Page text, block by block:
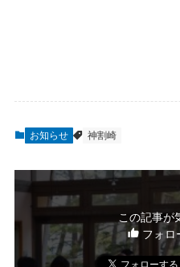
お知らせ 神割崎
この記事が
フォロ